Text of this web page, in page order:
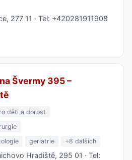
277 11 · Tel: +420281911908
Švermy 395 –
děti a dorost
geriatrie +8 dalších
Hradiště, 295 01 · Tel: